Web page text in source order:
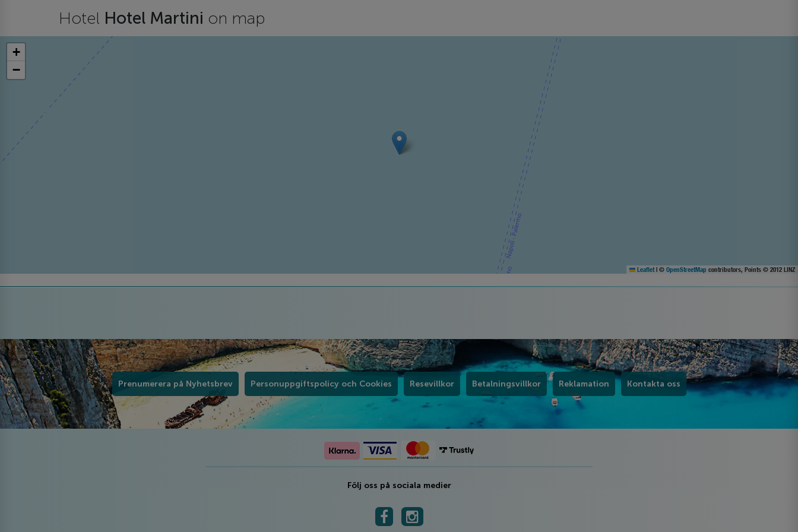
Hotel Hotel Martini on map
+
−
Leaflet | © OpenStreetMap contributors, Points © 2012 LINZ
Prenumerera på Nyhetsbrev Personuppgiftspolicy och Cookies Resevillkor Betalningsvillkor Reklamation Kontakta oss
Följ oss på sociala medier